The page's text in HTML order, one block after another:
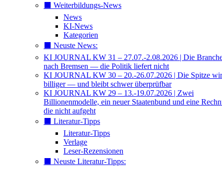
⬛️ Weiterbildungs-News
News
KI-News
Kategorien
⬛️ Neuste News:
KI JOURNAL KW 31 – 27.07.-2.08.2026 | Die
nach Bremsen — die Politik liefert nicht
KI JOURNAL KW 30 – 20.-26.07.2026 | Die Spitze
billiger — und bleibt schwer überprüfbar
KI JOURNAL KW 29 – 13.-19.07.2026 | Zwei
Billionenmodelle, ein neuer Staatenbund und eine
die nicht aufgeht
⬛️ Literatur-Tipps
Literatur-Tipps
Verlage
Leser-Rezensionen
⬛️ Neuste Literatur-Tipps: